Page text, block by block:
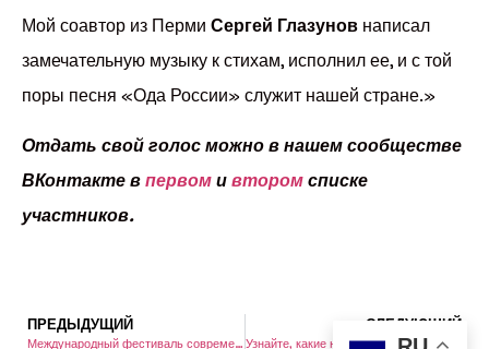
Мой соавтор из Перми Сергей Глазунов написал
замечательную музыку к стихам, исполнил ее, и с той
поры песня «Ода России» служит нашей стране.»
Отдать свой голос можно в нашем сообществе
ВКонтакте впервомивторомсписке
участников.
ПРЕДЫДУЩИЙ
Международный фестиваль современной этнической культуры «RUS_СВЕТ 2025» пройдет в Доброграде
СЛЕДУЮЩИЙ